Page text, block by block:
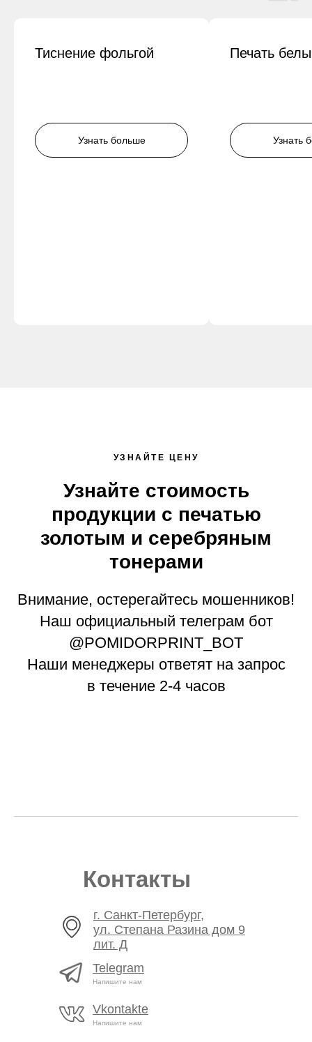
Тиснение фольгой
Узнать больше
Печать
Узнать
УЗНАЙТЕ ЦЕНУ
Узнайте стоимость
продукции с печатью
золотым и серебряным
тонерами
Внимание, остерегайтесь мошенников!
Наш официальный телеграм бот
@POMIDORPRINT_BOT
Наши менеджеры ответят на запрос
в течение 2-4 часов
Контакты
Напишите нам
Vkontakte
Напишите нам
Telegram
г. Санкт-Петербург,
ул. Степана Разина дом 9
лит. Д